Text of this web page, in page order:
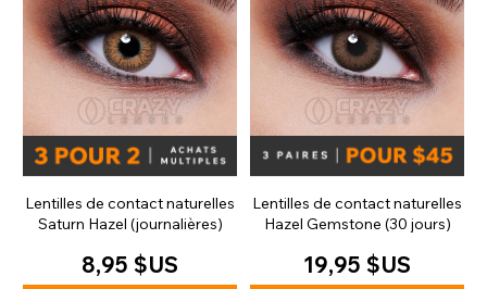
Lentilles de contact naturelles
Saturn Hazel (journalières)
8,95 $US
Lentilles de contact naturelles
Hazel Gemstone (30 jours)
19,95 $US